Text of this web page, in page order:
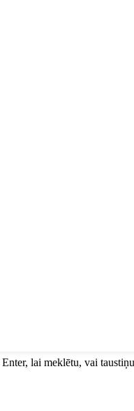
lai meklētu, vai